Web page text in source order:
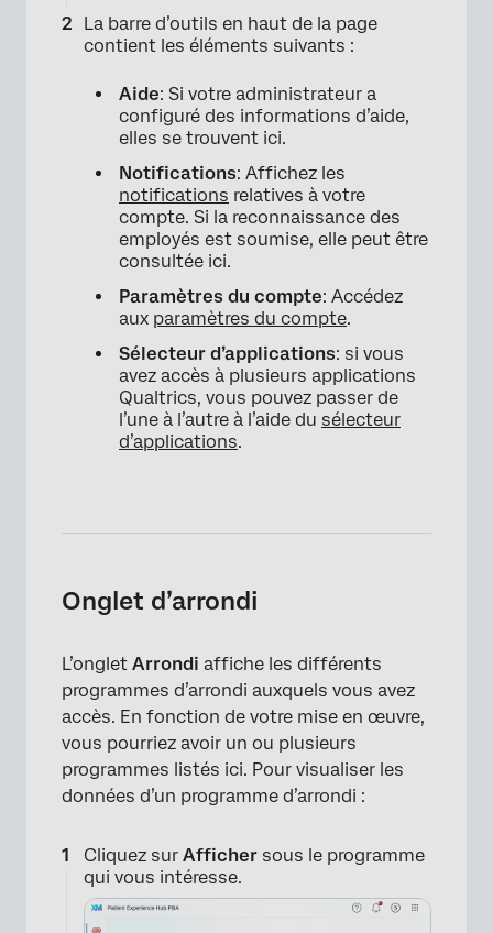
La barre d’outils en haut de la page
contient les éléments suivants :
Aide: Si votre administrateur a
configuré des informations d’aide,
elles se trouvent ici.
Notifications: Affichez les
notifications relatives à votre
compte. Si la reconnaissance des
employés est soumise, elle peut être
consultée ici.
Paramètres du compte: Accédez
aux paramètres du compte.
Sélecteur d’applications: si vous
avez accès à plusieurs applications
Qualtrics, vous pouvez passer de
l’une à l’autre à l’aide du sélecteur
d’applications.
Onglet d’arrondi
L’onglet Arrondi affiche les différents
programmes d’arrondi auxquels vous avez
accès. En fonction de votre mise en œuvre,
vous pourriez avoir un ou plusieurs
programmes listés ici. Pour visualiser les
données d’un programme d’arrondi :
Cliquez sur Afficher sous le programme
qui vous intéresse.